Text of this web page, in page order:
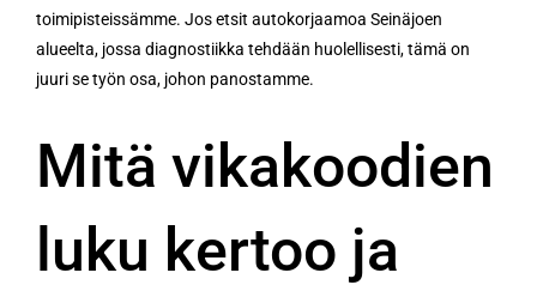
toimipisteissämme. Jos etsit autokorjaamoa Seinäjoen
alueelta, jossa diagnostiikka tehdään huolellisesti, tämä on
juuri se työn osa, johon panostamme.
Mitä vikakoodien
luku kertoo ja